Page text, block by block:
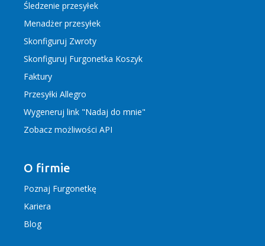
Śledzenie przesyłek
Menadżer przesyłek
Skonfiguruj Zwroty
Skonfiguruj Furgonetka Koszyk
Faktury
Przesyłki Allegro
Wygeneruj link "Nadaj do mnie"
Zobacz możliwości API
O firmie
Poznaj Furgonetkę
Kariera
Blog